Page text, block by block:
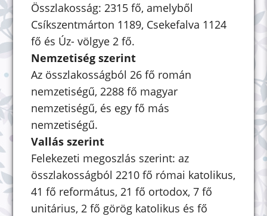
Összlakosság: 2315 fő, amelyből
Csíkszentmárton 1189, Csekefalva 1124
fő és Úz- völgye 2 fő.
Nemzetiség szerint
Az összlakosságból 26 fő román
nemzetiségű, 2288 fő magyar
nemzetiségű, és egy fő más
nemzetiségű.
Vallás szerint
Felekezeti megoszlás szerint: az
összlakosságból 2210 fő római katolikus,
41 fő református, 21 fő ortodox, 7 fő
unitárius, 2 fő görög katolikus és fő